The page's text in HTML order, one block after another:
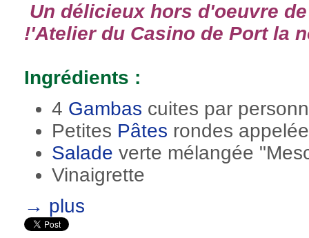
Un délicieux hors d'oeuvre
!'Atelier du Casino de Port la
Ingrédients :
4 Gambas cuites par
Petites Pâtes rondes
Salade verte mélangée
Vinaigrette
→ plus